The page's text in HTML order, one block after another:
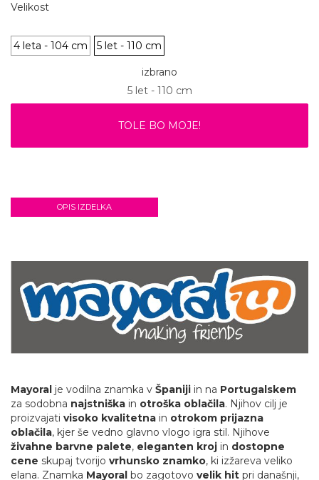
Velikost
4 leta - 104 cm 5 let - 110 cm
izbrano
5 let - 110 cm
TOLE BO MOJE!
OPIS IZDELKA
Mayoral je vodilna znamka v Španiji in na Portugalskem
za sodobna najstniška in otroška oblačila. Njihov cilj je
proizvajati visoko kvalitetna in otrokom prijazna
oblačila, kjer še vedno glavno vlogo igra stil. Njihove
živahne barvne palete, eleganten kroj in dostopne
cene skupaj tvorijo vrhunsko znamko, ki izžareva veliko
elana. Znamka Mayoral bo zagotovo velik hit pri današnji,